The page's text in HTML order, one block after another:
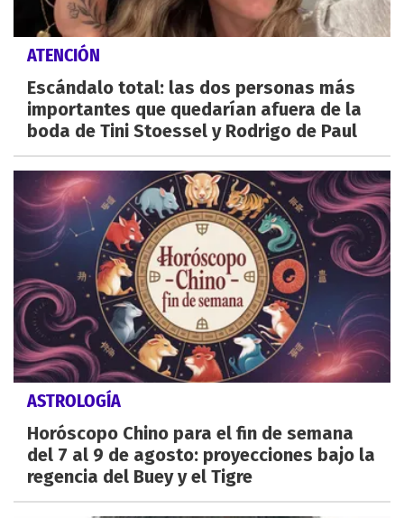
ATENCIÓN
Escándalo total: las dos personas más
importantes que quedarían afuera de la
boda de Tini Stoessel y Rodrigo de Paul
ASTROLOGÍA
Horóscopo Chino para el fin de semana
del 7 al 9 de agosto: proyecciones bajo la
regencia del Buey y el Tigre